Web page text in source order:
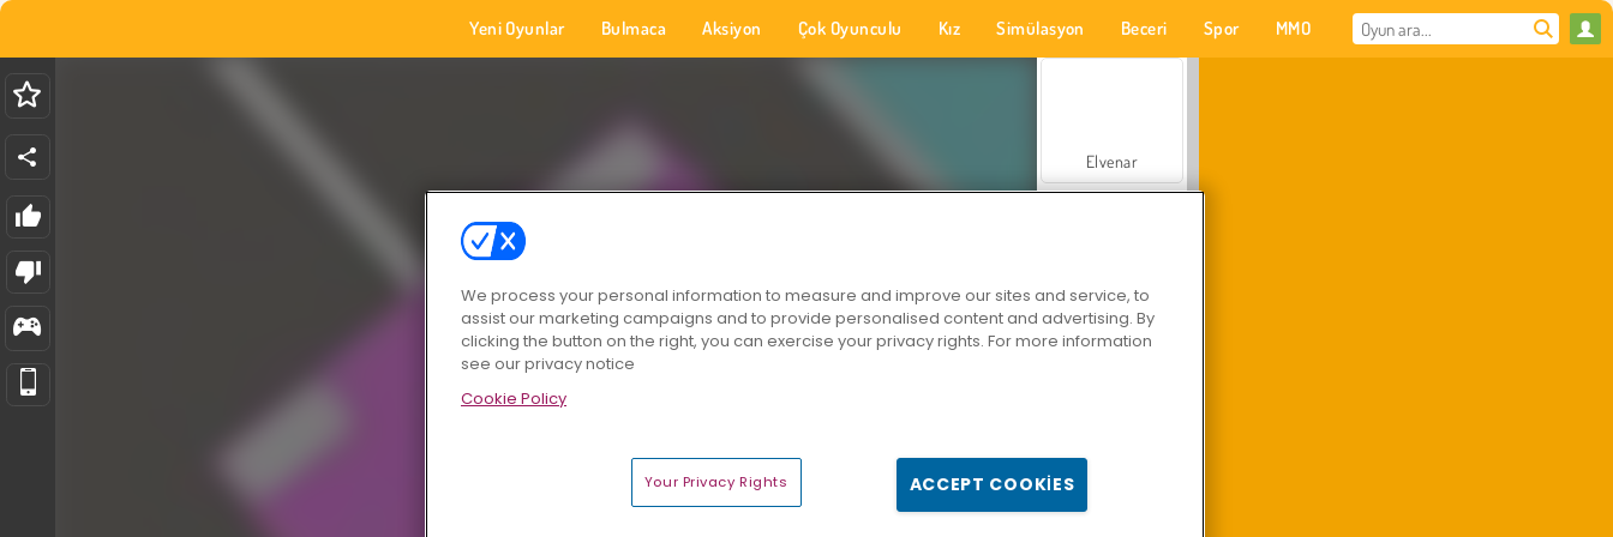
Yeni Oyunlar Bulmaca Aksiyon Çok Oyunculu Kız Simülasyon Beceri Spor MMO
Elvenar
We process your personal information to measure and improve our sites and service, to
assist our marketing campaigns and to provide personalised content and advertising. By
clicking the button on the right, you can exercise your privacy rights. For more information
see our privacy notice
Cookie Policy
Your Privacy Rights ACCEPT COOKIES